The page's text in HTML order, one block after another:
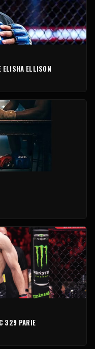
ELISHA ELLISON
329 PARIE